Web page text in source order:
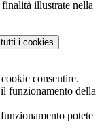
illustrate nella
i cookies
consentire.
funzionamento della
potete